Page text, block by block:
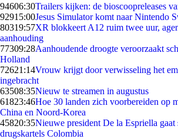
94606:30Trailers kijken: de bioscoopreleases
92915:00Jesus Simulator komt naar Nintendo
80319:57XR blokkeert A12 ruim twee uur,
aanhouding
77309:28Aanhoudende droogte veroorzaakt
Holland
72621:14Vrouw krijgt door verwisseling het
ingebracht
63508:35Nieuw te streamen in augustus
61823:46Hoe 30 landen zich voorbereiden op
China en Noord-Korea
45820:35Nieuwe president De la Espriella gaat
drugskartels Colombia